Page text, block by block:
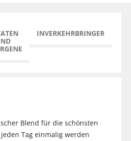
INVERKEHRBRINGER
Blend für die schönsten
Tag einmalig werden